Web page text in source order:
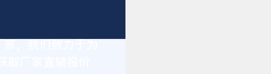
厂家直销报价